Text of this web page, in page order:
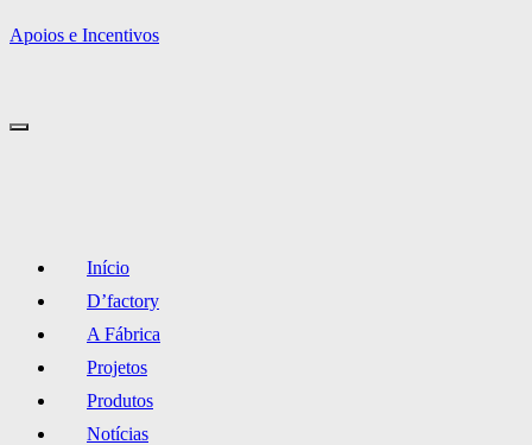
Apoios e Incentivos
Início
D’factory
A Fábrica
Projetos
Produtos
Notícias